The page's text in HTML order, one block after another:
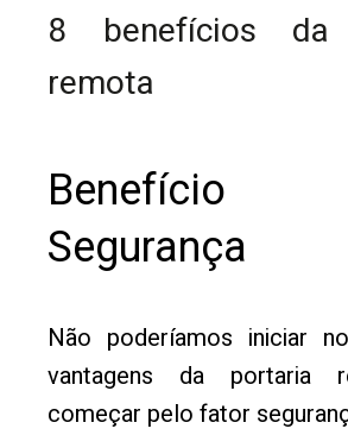
8 benefícios da
remota
Segurança
Não poderíamos iniciar
vantagens da portaria
começar pelo fator